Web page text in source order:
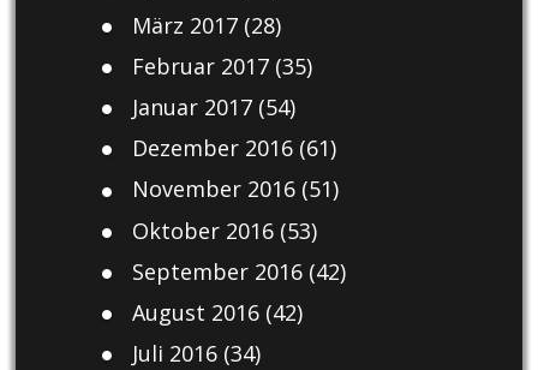
März 2017(28)
Februar 2017(35)
Januar 2017(54)
Dezember 2016(61)
November 2016(51)
Oktober 2016(53)
September 2016(42)
August 2016(42)
Juli 2016(34)